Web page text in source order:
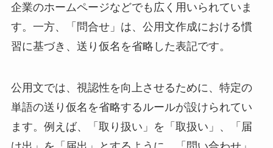
企業のホームページなどでも広く用いられていま
す。一方、「問合せ」は、公用文作成における慣
習に基づき、送り仮名を省略した表記です。
公用文では、視認性を向上させるために、特定の
単語の送り仮名を省略するルールが設けられてい
ます。例えば、「取り扱い」を「取扱い」、「届